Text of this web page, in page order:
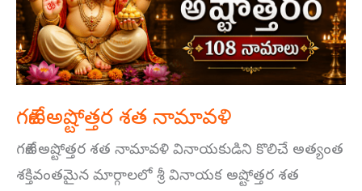
గణేశ అష్టోత్తర శత నామావళి
గణేశ అష్టోత్తర శత నామావళి వినాయకుడిని కొలిచే అత్యంత
శక్తివంతమైన మార్గాలలో శ్రీ వినాయక అష్టోత్తర శత